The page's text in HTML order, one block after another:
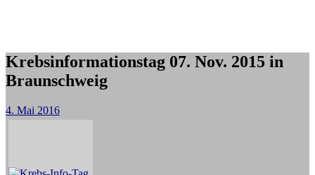
Krebsinformationstag 07. Nov. 2015 in
Braunschweig
4. Mai 2016